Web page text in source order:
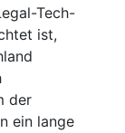
Tech-
ist,
der
ein lange